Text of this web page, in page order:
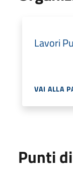
Lavori
VAI ALLA
Punti